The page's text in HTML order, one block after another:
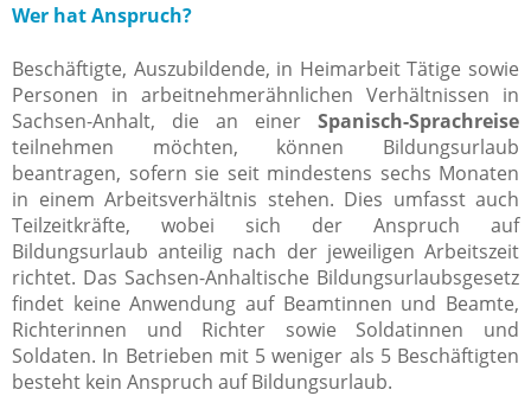
Wer hat Anspruch?
Beschäftigte, Auszubildende, in Heimarbeit Tätige sowie
Personen in arbeitnehmerähnlichen Verhältnissen in
Sachsen-Anhalt, die an einer Spanisch-Sprachreise
teilnehmen möchten, können Bildungsurlaub
beantragen, sofern sie seit mindestens sechs Monaten
in einem Arbeitsverhältnis stehen. Dies umfasst auch
Teilzeitkräfte, wobei sich der Anspruch auf
Bildungsurlaub anteilig nach der jeweiligen Arbeitszeit
richtet. Das Sachsen-Anhaltische Bildungsurlaubsgesetz
findet keine Anwendung auf Beamtinnen und Beamte,
Richterinnen und Richter sowie Soldatinnen und
Soldaten. In Betrieben mit 5 weniger als 5 Beschäftigten
besteht kein Anspruch auf Bildungsurlaub.